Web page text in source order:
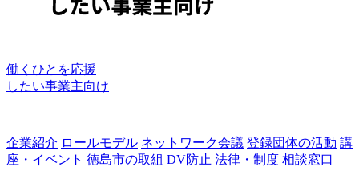
働くひとを応援
したい事業主向け
企業紹介 ロールモデル ネットワーク会議 登録団体の活動 講
座・イベント 徳島市の取組 DV防止 法律・制度 相談窓口